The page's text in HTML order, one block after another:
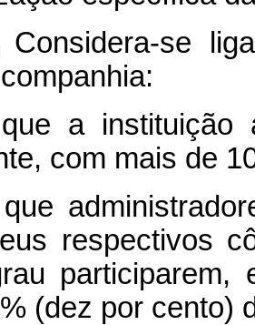
se
a instituição
com mais de
respectivos
participarem,
(dez por cento)